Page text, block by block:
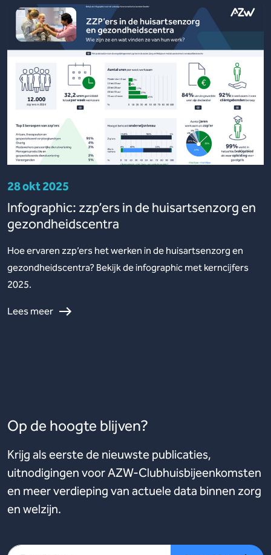
28 okt 2025
Infographic: zzp’ers in de huisartsenzorg en
gezondheidscentra
Hoe ervaren zzp’ers het werken in de huisartsenzorg en
gezondheidscentra? Bekijk de infographic met kerncijfers
2025.
Lees meer
Op de hoogte blijven?
Krijg als eerste de nieuwste publicaties,
uitnodigingen voor AZW-Clubhuisbijeenkomsten
en meer verdieping van actuele data binnen zorg
en welzijn.